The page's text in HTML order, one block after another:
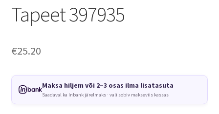
Tapeet 397935
€25.20
Maksa hiljem või 2–3 osas ilma lisatasuta
Saadaval ka Inbank järelmaks · vali sobiv makseviis kassas